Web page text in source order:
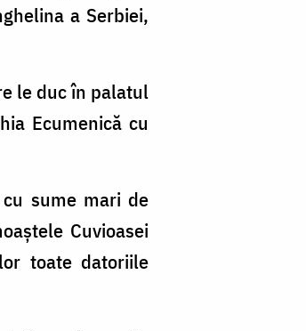
a Serbiei,
le duc în palatul
Ecumenică cu
sume mari de
Cuvioasei
toate datoriile